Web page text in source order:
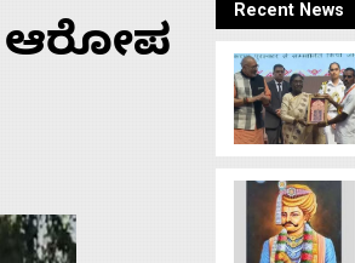
ಆರೋಪ
Recent News